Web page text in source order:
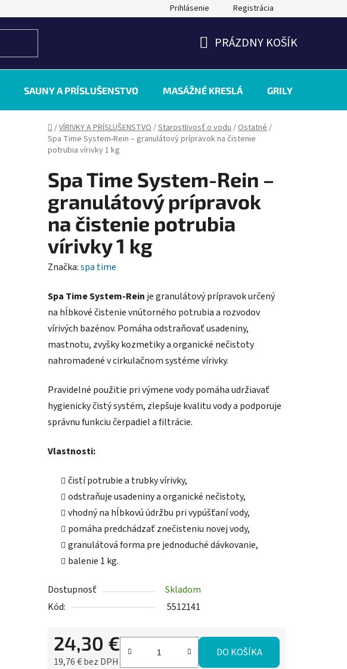
Prihlásenie Registrácia
KOŠÍK
PRÁZDNY KOŠÍK
SAUNY A PRÍSLUŠENSTVO MASÁŽNÉ KRESLÁ GRILY
Domov
/VÍRIVKY A PRÍSLUŠENSTVO /Starostlivosť o vodu / Ostatné /
Spa Time System-Rein – granulátový prípravok na čistenie
potrubia vírivky 1 kg
Spa Time System-Rein –
granulátový prípravok
na čistenie potrubia
vírivky 1 kg
Značka:spa time
Spa Time System-Rein je granulátový prípravok určený
na hĺbkové čistenie vnútorného potrubia a rozvodov
vírivých bazénov. Pomáha odstraňovať usadeniny,
mastnotu, zvyšky kozmetiky a organické nečistoty
nahromadené v cirkulačnom systéme vírivky.
Pravidelné použitie pri výmene vody pomáha udržiavať
hygienicky čistý systém, zlepšuje kvalitu vody a podporuje
správnu funkciu čerpadiel a filtrácie.
Vlastnosti:
čistí potrubie a trubky vírivky,
odstraňuje usadeniny a organické nečistoty,
vhodný na hĺbkovú údržbu pri vypúšťaní vody,
pomáha predchádzať znečisteniu novej vody,
granulátová forma pre jednoduché dávkovanie,
balenie 1 kg.
Dostupnosť
Skladom
Kód:
5512141
24,30 €
19,76 € bez DPH
DO KOŠÍKA